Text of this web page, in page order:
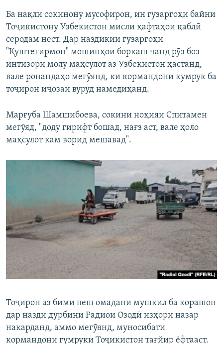
Ба нақли сокинону мусофирон, ин гузаргоҳи байни
Тоҷикистону Узбекистон мисли ҳафтаҳои қаблӣ
серодам нест. Дар наздикии гузаргоҳи
"Қуштегирмон" мошинҳои боркаш чанд рӯз боз
интизори молу маҳсулот аз Узбекистон ҳастанд,
вале ронандаҳо мегӯянд, ки кормандони кумрук ба
тоҷирон иҷозаи вуруд намедиҳанд.
Марғуба Шамшибоева, сокини ноҳияи Спитамен
мегӯяд, "доду гирифт бошад, нағз аст, вале ҳоло
маҳсулот кам ворид мешавад".
Тоҷирон аз бими пеш омадани мушкил ба корашон
дар назди дурбини Радиои Озодӣ изҳори назар
накарданд, аммо мегӯянд, муносибати
кормандони гумруки Тоҷикистон тағйир ёфтааст.